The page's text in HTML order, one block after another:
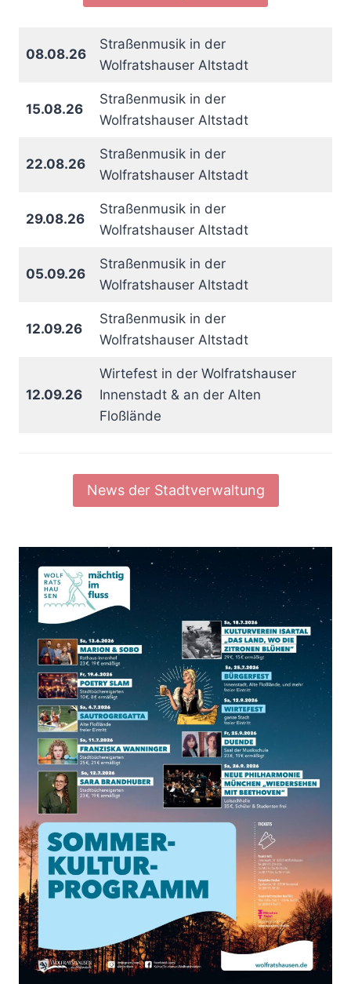
08.08.26
Straßenmusik in der
Wolfratshauser Altstadt
15.08.26
Straßenmusik in der
Wolfratshauser Altstadt
22.08.26
Straßenmusik in der
Wolfratshauser Altstadt
29.08.26
Straßenmusik in der
Wolfratshauser Altstadt
05.09.26
Straßenmusik in der
Wolfratshauser Altstadt
12.09.26
Straßenmusik in der
Wolfratshauser Altstadt
12.09.26
Wirtefest in der Wolfratshauser
Innenstadt & an der Alten
Floßlände
News der Stadtverwaltung